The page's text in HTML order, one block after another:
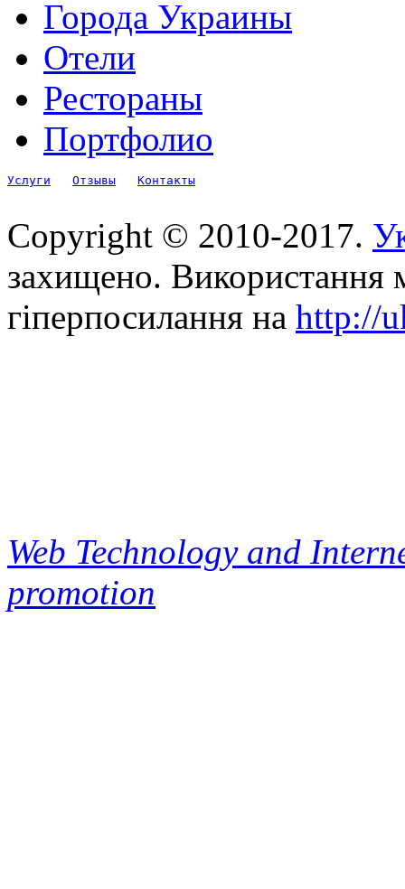
Города Украины
Отели
Рестораны
Портфолио
Услуги Отзывы Контакты
Copyright © 2010-2017.
захищено. Використання
гіперпосилання на http://
Web Technology and
promotion